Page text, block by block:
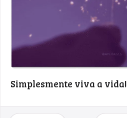
Simplesmente viva a vida!